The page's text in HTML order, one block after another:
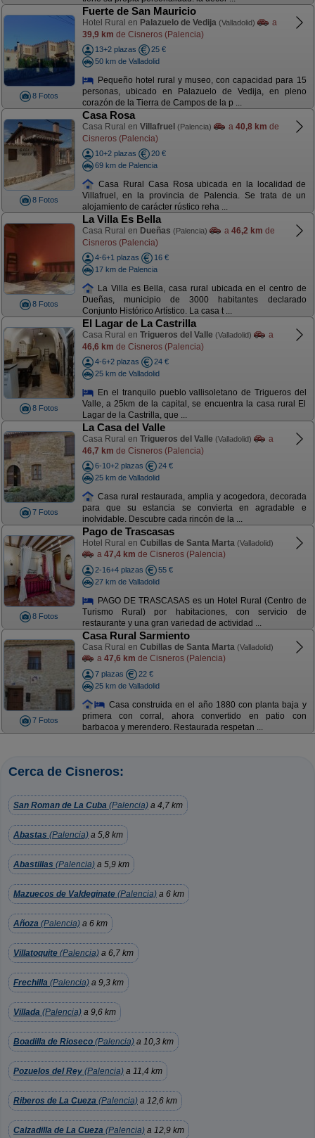
8 Fotos
Fuerte de San Mauricio
Hotel Rural en Palazuelo de Vedija (Valladolid)
a
39,9 km de Cisneros (Palencia)
13+2 plazas
25 €
50 km de Valladolid
Pequeño hotel rural y museo, con capacidad para 15
personas, ubicado en Palazuelo de Vedija, en pleno
corazón de la Tierra de Campos de la p ...
8 Fotos
Casa Rosa
Casa Rural en Villafruel (Palencia) a 40,8 km de
Cisneros (Palencia)
10+2 plazas
20 €
69 km de Palencia
Casa Rural Casa Rosa ubicada en la localidad de
Villafruel, en la provincia de Palencia. Se trata de un
alojamiento de carácter rústico reha ...
8 Fotos
La Villa Es Bella
Casa Rural en Dueñas (Palencia) a 46,2 km de
Cisneros (Palencia)
4-6+1 plazas
16 €
17 km de Palencia
La Villa es Bella, casa rural ubicada en el centro de
Dueñas, municipio de 3000 habitantes declarado
Conjunto Histórico Artístico. La casa t ...
8 Fotos
El Lagar de La Castrilla
Casa Rural en Trigueros del Valle (Valladolid)
a
46,6 km de Cisneros (Palencia)
4-6+2 plazas
24 €
25 km de Valladolid
En el tranquilo pueblo vallisoletano de Trigueros del
Valle, a 25km de la capital, se encuentra la casa rural El
Lagar de la Castrilla, que ...
7 Fotos
La Casa del Valle
Casa Rural en Trigueros del Valle (Valladolid)
a
46,7 km de Cisneros (Palencia)
6-10+2 plazas
24 €
25 km de Valladolid
Casa rural restaurada, amplia y acogedora, decorada
para que su estancia se convierta en agradable e
inolvidable. Descubre cada rincón de la ...
8 Fotos
Pago de Trascasas
Hotel Rural en Cubillas de Santa Marta (Valladolid)
a 47,4 km de Cisneros (Palencia)
2-16+4 plazas
55 €
27 km de Valladolid
PAGO DE TRASCASAS es un Hotel Rural (Centro de
Turismo Rural) por habitaciones, con servicio de
restaurante y una gran variedad de actividad ...
7 Fotos
Casa Rural Sarmiento
Casa Rural en Cubillas de Santa Marta (Valladolid)
a 47,6 km de Cisneros (Palencia)
7 plazas
22 €
25 km de Valladolid
Casa construida en el año 1880 con planta baja y
primera con corral, ahora convertido en patio con
barbacoa y merendero. Restaurada respetan ...
Cerca de Cisneros:
San Roman de La Cuba (Palencia) a 4,7 km
Abastas (Palencia) a 5,8 km
Abastillas (Palencia) a 5,9 km
Mazuecos de Valdeginate (Palencia) a 6 km
Añoza (Palencia) a 6 km
Villatoquite (Palencia) a 6,7 km
Frechilla (Palencia) a 9,3 km
Villada (Palencia) a 9,6 km
Boadilla de Rioseco (Palencia) a 10,3 km
Pozuelos del Rey (Palencia) a 11,4 km
Riberos de La Cueza (Palencia) a 12,6 km
Calzadilla de La Cueza (Palencia) a 12,9 km